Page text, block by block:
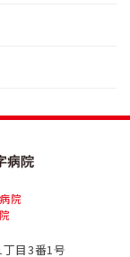
院
目3番1号